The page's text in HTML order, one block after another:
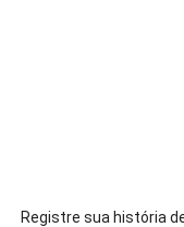
Registre sua história